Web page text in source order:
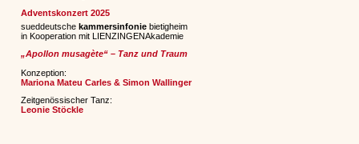
Adventskonzert 2025
sueddeutschekammersinfonie bietigheim
in Kooperation mit LIENZINGENAkademie
„Apollon musagète“ – Tanz und Traum
Konzeption:
Mariona Mateu Carles & Simon Wallinger
Zeitgenössischer Tanz:
Leonie Stöckle